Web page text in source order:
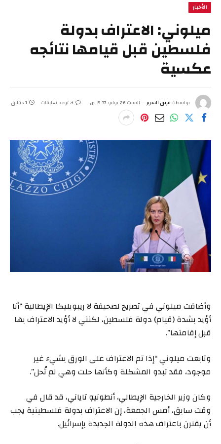
الأخبار
ميلوني: الاعتراف بدولة
فلسطين قبل قيامها نتائجه
عكسية
بواسطة فريق التحرير السبت 26 يوليو 8:37 ص لا توجد تعليقات 1 دقائق
وأضافت ميلوني في تصريح لصحيفة لا ريبوبليكا الإيطالية “أنا
أؤيد بشدة (قيام) دولة فلسطين، لكنني لا أؤيد الاعتراف بها
قبل إقامتها”.
وتابعت ميلوني “إذا تم الاعتراف على الورق بشيء غير
موجود، فقد تبدو المشكلة وكأنها حلت وهي لم تُحل”.
وكان وزير الخارجية الإيطالي، أنطونيو تاياني، قد قال في
وقت سابق، أمس الجمعة، إن الاعتراف بدولة فلسطينية يجب
أن يقترن باعتراف هذه الدولة الجديدة بإسرائيل.